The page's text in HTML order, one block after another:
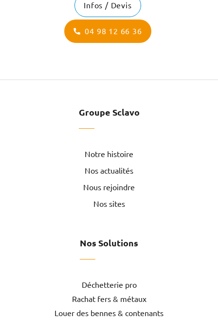
Infos / Devis
04 98 12 66 36
Groupe Sclavo
Notre histoire
Nos actualités
Nous rejoindre
Nos sites
Nos Solutions
Déchetterie pro
Rachat fers & métaux
Louer des bennes & contenants